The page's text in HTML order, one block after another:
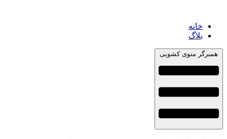
خانه
بلاگ
همبرگر منوی کشویی